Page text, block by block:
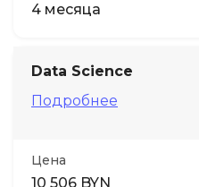
4 месяца
Data Science
Подробнее
Цена
10 506 BYN